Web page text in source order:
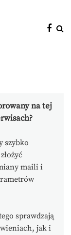
na tej
szybko
maili i
sprawdzają
jak i